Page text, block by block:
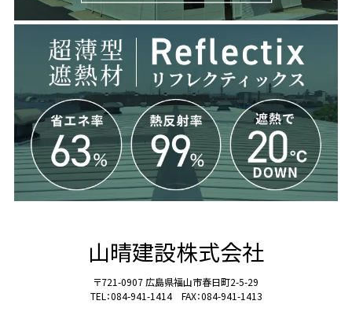
山晴建設株式会社
〒721-0907 広島県福山市春日町2-5-29
TEL：084-941-1414 FAX：084-941-1413